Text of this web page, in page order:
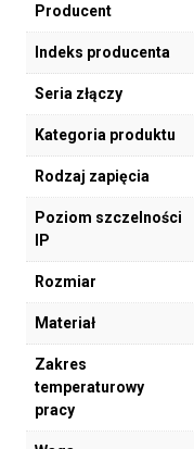
Producent
Indeks producenta
Seria złączy
Kategoria produktu
Rodzaj zapięcia
Poziom szczelności
IP
Rozmiar
Materiał
Zakres
temperaturowy
pracy